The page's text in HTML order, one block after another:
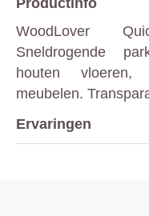
WoodLover
Sneldrogende
houten
meubelen.
Ervaringen